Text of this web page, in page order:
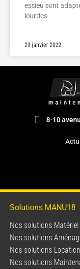
essieu sont
lourdes.
20 janvier 2022
8-10
Solutions MANU18
Nos solutions Matériel
Nos solutions
Nos solutions Location
Nos solutions